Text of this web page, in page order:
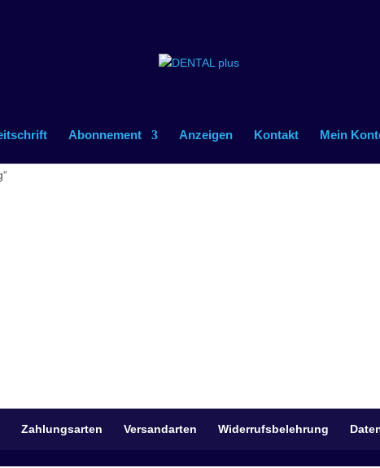
Abonnement Anzeigen Kontakt Mein
Zahlungsarten Versandarten Widerrufsbelehrung